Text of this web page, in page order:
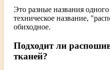
Это разные названия
техническое название,
обиходное.
Подходит ли
тканей?